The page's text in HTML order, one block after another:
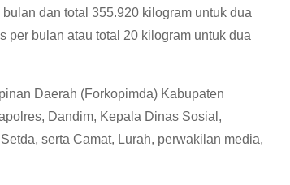
dan total 355.920 kilogram untuk dua
per bulan atau total 20 kilogram untuk dua
Daerah (Forkopimda) Kabupaten
Dandim, Kepala Dinas Sosial,
serta Camat, Lurah, perwakilan media,